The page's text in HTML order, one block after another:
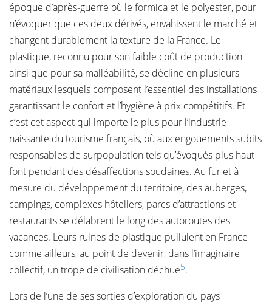
époque d’après-guerre où le formica et le polyester, pour
n’évoquer que ces deux dérivés, envahissent le marché et
changent durablement la texture de la France. Le
plastique, reconnu pour son faible coût de production
ainsi que pour sa malléabilité, se décline en plusieurs
matériaux lesquels composent l’essentiel des installations
garantissant le confort et l’hygiène à prix compétitifs. Et
c’est cet aspect qui importe le plus pour l’industrie
naissante du tourisme français, où aux engouements subits
responsables de surpopulation tels qu’évoqués plus haut
font pendant des désaffections soudaines. Au fur et à
mesure du développement du territoire, des auberges,
campings, complexes hôteliers, parcs d’attractions et
restaurants se délabrent le long des autoroutes des
vacances. Leurs ruines de plastique pullulent en France
comme ailleurs, au point de devenir, dans l’imaginaire
collectif, un trope de civilisation déchue5.
Lors de l’une de ses sorties d’exploration du pays